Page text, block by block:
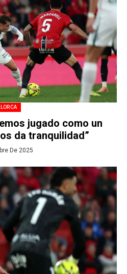
jugado como un
da tranquilidad”
De 2025